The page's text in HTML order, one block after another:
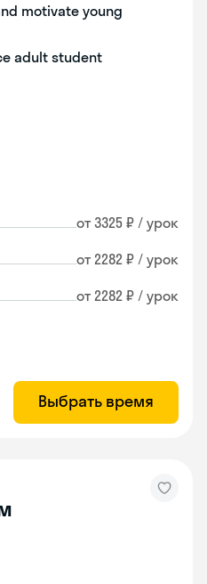
motivate young
adult student
от 3325 ₽ / урок
от 2282 ₽ / урок
от 2282 ₽ / урок
Выбрать время